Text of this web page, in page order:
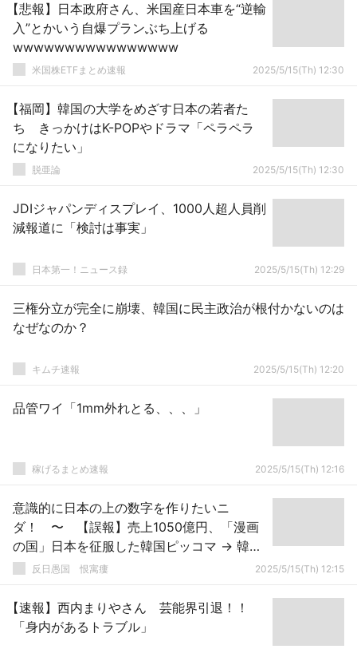
【悲報】日本政府さん、米国産日本車を“逆輸
入”とかいう自爆プランぶち上げる
wwwwwwwwwwwwwwww
米国株ETFまとめ速報 2025/5/15(Th) 12:30
【福岡】韓国の大学をめざす日本の若者た
ち きっかけはK-POPやドラマ「ペラペラ
になりたい」
脱亜論 2025/5/15(Th) 12:30
JDIジャパンディスプレイ、1000人超人員削
減報道に「検討は事実」
日本第一！ニュース録 2025/5/15(Th) 12:29
三権分立が完全に崩壊、韓国に民主政治が根付かないのは
なぜなのか？
キムチ速報 2025/5/15(Th) 12:20
品管ワイ「1mm外れとる、、、」
稼げるまとめ速報 2025/5/15(Th) 12:16
意識的に日本の上の数字を作りたいニ
ダ！ 〜 【誤報】売上1050億円、「漫画
の国」日本を征服した韓国ピッコマ → 韓国
紙の誤報で記事修正
反日愚国 恨寓瘻 2025/5/15(Th) 12:15
【速報】西内まりやさん 芸能界引退！！
「身内があるトラブル」